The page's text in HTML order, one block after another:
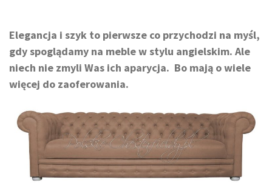
Elegancja i szyk to pierwsze co przychodzi na myśl,
gdy spoglądamy na meble w stylu angielskim. Ale
niech nie zmyli Was ich aparycja. Bo mają o wiele
więcej do zaoferowania.